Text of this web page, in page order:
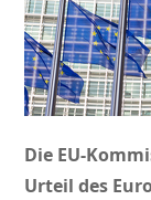
Die EU-
Urteil des